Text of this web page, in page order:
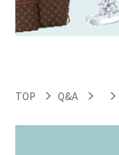
TOP Q&A